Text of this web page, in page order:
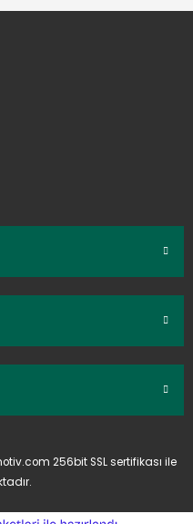
256bit SSL sertifikası ile